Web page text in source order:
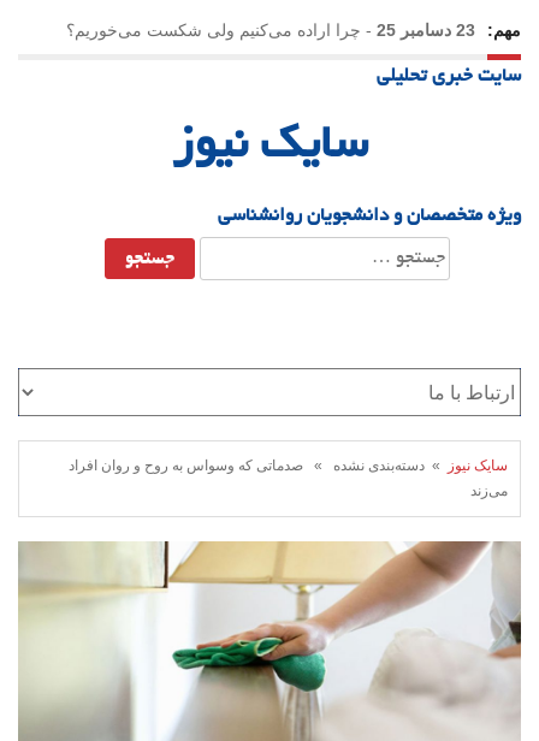
مهم: 23 دسامبر 25 - چرا اراده می‌کنیم ولی شکست می‌خوریم؟
21 دسامبر 25
سایت خبری تحلیلی
سایک نیوز
ویژه متخصصان و دانشجویان روانشناسی
جستجو
برای:
سایک نیوز
» دسته‌بندی نشده » صدماتی که وسواس به روح و روان افراد
می‌زند